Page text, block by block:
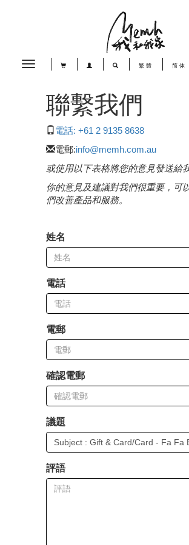
Toggle
繁體 简体
聯繫我們
電話: +61 2 9135 8638
電郵:info@memh.com.au
或使用以下表格將您的意見發送給
你的意見及建議對我們很重要，可
們改善產品和服務。
姓名
電話
電郵
確認電郵
議題
評語